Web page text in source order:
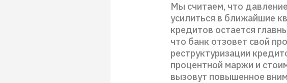
Мы считаем, что
усилиться в ближайшие
кредитов остается
что банк отзовет свой
реструктуризации
процентной маржи и
вызовут повышенное